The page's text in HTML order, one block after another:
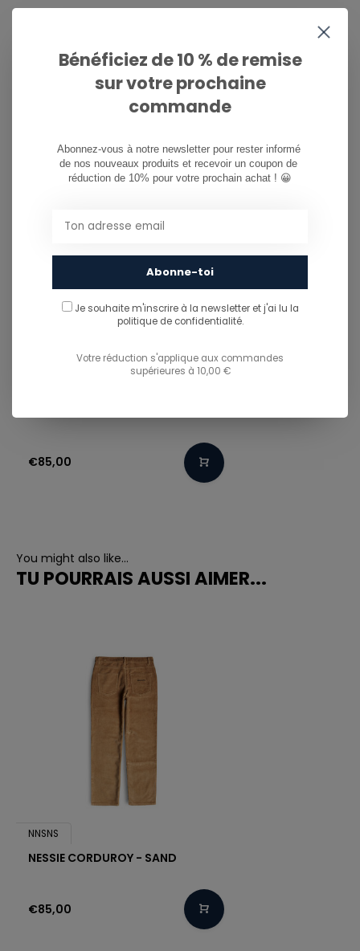
This product is often purchased with...
CE PRODUIT EST SOUVENT ACHETÉ
€85,00
You might also like...
TU POURRAIS AUSSI AIMER...
NNSNS
NESSIE CORDUROY - SAND
€85,00
Bénéficiez de 10 % de remise
sur votre prochaine
commande
Abonnez-vous à notre newsletter pour rester informé
de nos nouveaux produits et recevoir un coupon de
réduction de 10% pour votre prochain achat ! 😀
Abonne-toi
Je souhaite m'inscrire à la newsletter et j'ai lu la
politique de confidentialité.
Votre réduction s'applique aux commandes
supérieures à 10,00 €